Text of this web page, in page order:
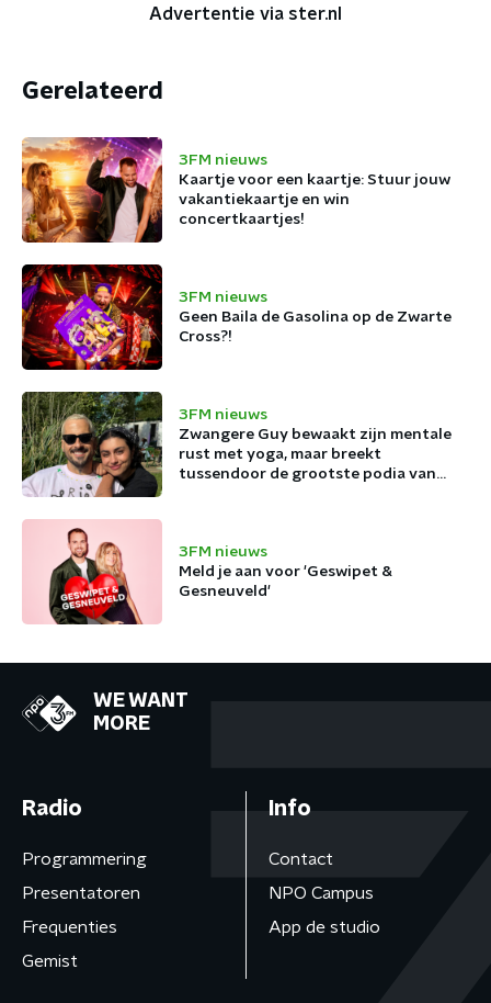
Advertentie via ster.nl
Gerelateerd
3FM nieuws
Kaartje voor een kaartje: Stuur jouw
vakantiekaartje en win
concertkaartjes!
3FM nieuws
Geen Baila de Gasolina op de Zwarte
Cross?!
3FM nieuws
Zwangere Guy bewaakt zijn mentale
rust met yoga, maar breekt
tussendoor de grootste podia van
3FM nieuws
Meld je aan voor 'Geswipet &
Gesneuveld'
WE WANT
MORE
Radio
Programmering
Presentatoren
Frequenties
Gemist
Info
Contact
NPO Campus
App de studio